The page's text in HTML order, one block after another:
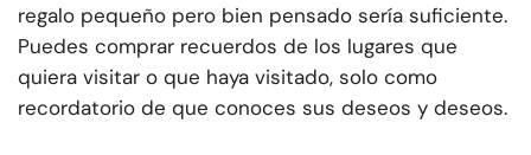
regalo pequeño pero bien pensado sería suficiente.
Puedes comprar recuerdos de los lugares que
quiera visitar o que haya visitado, solo como
recordatorio de que conoces sus deseos y deseos.